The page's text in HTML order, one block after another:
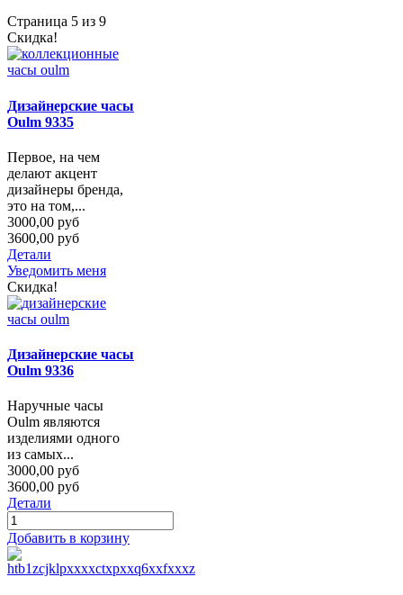
Страница 5 из 9
Скидка!
Дизайнерские часы
Oulm 9335
Первое, на чем
делают акцент
дизайнеры бренда,
это на том,...
3000,00 руб
3600,00 руб
Детали
Уведомить меня
Скидка!
Дизайнерские часы
Oulm 9336
Наручные часы
Oulm являются
изделиями одного
из самых...
3000,00 руб
3600,00 руб
Детали
Добавить в корзину